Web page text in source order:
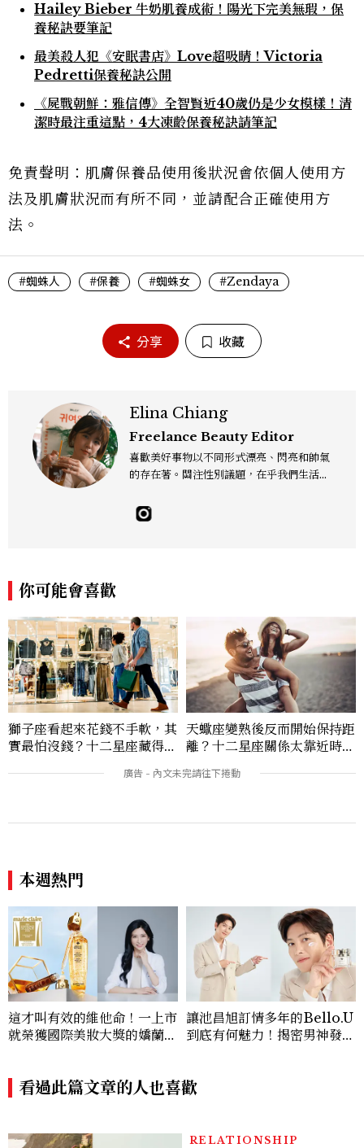
Hailey Bieber 牛奶肌養成術！陽光下完美無瑕，保
養秘訣要筆記
最美殺人犯《安眠書店》Love超吸睛！Victoria
Pedretti保養秘訣公開
《屍戰朝鮮：雅信傳》全智賢近40歲仍是少女模樣！清
潔時最注重這點，4大凍齡保養秘訣請筆記
免責聲明：肌膚保養品使用後狀況會依個人使用方
法及肌膚狀況而有所不同，並請配合正確使用方
法。
#蜘蛛人 #保養 #蜘蛛女 #Zendaya
分享 收藏
Elina Chiang
Freelance Beauty Editor
喜歡美好事物以不同形式漂亮、閃亮和帥氣
的存在著。關注性別議題，在乎我們生活的
民！Instagram：hanyunc／Contac
t：elina.chiang.work@gmail.com
你可能會喜歡
獅子座看起來花錢不手軟，其
實最怕沒錢？十二星座藏得最
價半天，最後卻買最貴的
天蠍座變熟後反而開始保持距
離？十二星座關係太靠近時最
壓力就先躲起來
本週熱門
這才叫有效的維他命！一上市
就榮獲國際美妝大獎的嬌蘭
級安瓶，過勞肌也能變回蜜光
讓池昌旭訂情多年的Bello.U
到底有何魅力！揭密男神發光
拍戲不顯疲倦感，超神！
看過此篇文章的人也喜歡
RELATIONSHIP